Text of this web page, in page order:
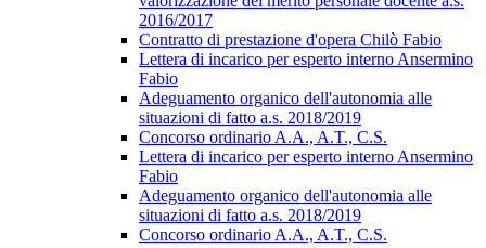
2016/2017
Contratto di prestazione d'opera Chilò Fabio
Lettera di incarico per esperto interno Ansermino
Fabio
Adeguamento organico dell'autonomia alle
situazioni di fatto a.s. 2018/2019
Concorso ordinario A.A., A.T., C.S.
Lettera di incarico per esperto interno Ansermino
Fabio
Adeguamento organico dell'autonomia alle
situazioni di fatto a.s. 2018/2019
Concorso ordinario A.A., A.T., C.S.